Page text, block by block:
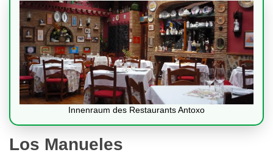
Innenraum des Restaurants Antoxo
Los Manueles